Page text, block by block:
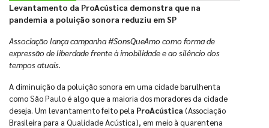
Levantamento da ProAcústica demonstra que na
pandemia a poluição sonora reduziu em SP
Associação lança campanha #SonsQueAmo como forma de
expressão de liberdade frente à imobilidade e ao silêncio dos
tempos atuais.
A diminuição da poluição sonora em uma cidade barulhenta
como São Paulo é algo que a maioria dos moradores da cidade
deseja. Um levantamento feito pela ProAcústica (Associação
Brasileira para a Qualidade Acústica), em meio à quarentena